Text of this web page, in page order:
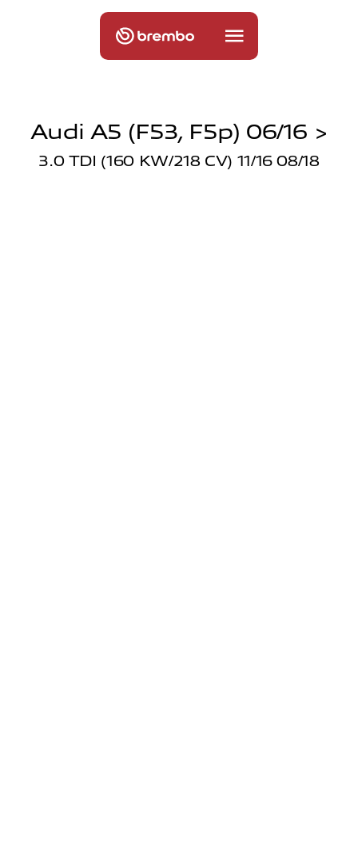
Audi A5 (f53, F5p) 06/16 >
3.0 TDI (160 KW/218 CV) 11/16 08/18